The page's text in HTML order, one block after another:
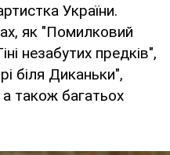
України.
як "Помилковий
незабутих предків",
біля Диканьки",
а також багатьох